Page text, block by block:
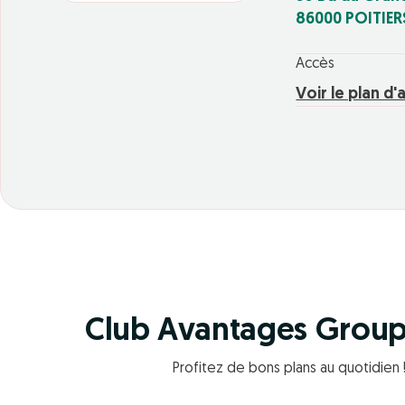
86000
Accès
Voir le plan
Club Avantages
Profitez de bons plans au quotidien !